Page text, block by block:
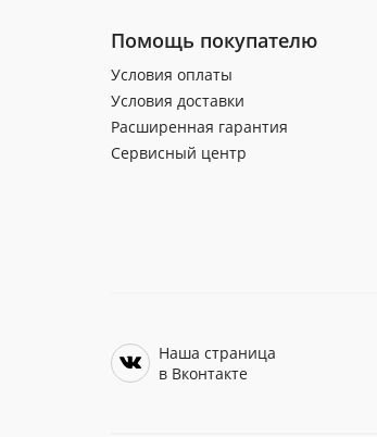
Помощь покупателю
Условия оплаты
Условия доставки
Расширенная гарантия
Сервисный центр
Наша страница
в Вконтакте